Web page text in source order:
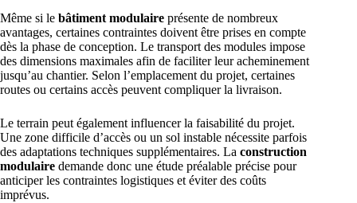
Même si le bâtiment modulaire présente de nombreux
avantages, certaines contraintes doivent être prises en compte
dès la phase de conception. Le transport des modules impose
des dimensions maximales afin de faciliter leur acheminement
jusqu’au chantier. Selon l’emplacement du projet, certaines
routes ou certains accès peuvent compliquer la livraison.
Le terrain peut également influencer la faisabilité du projet.
Une zone difficile d’accès ou un sol instable nécessite parfois
des adaptations techniques supplémentaires. La construction
modulaire demande donc une étude préalable précise pour
anticiper les contraintes logistiques et éviter des coûts
imprévus.